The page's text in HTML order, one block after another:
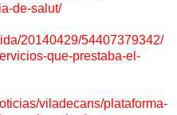
de-salut/
20140429/54407379342/
que-prestaba-el-
viladecans/plataforma-